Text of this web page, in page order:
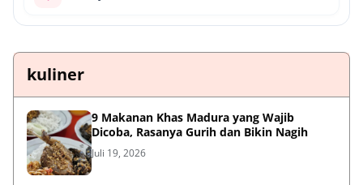
kuliner
9 Makanan Khas Madura yang Wajib
Dicoba, Rasanya Gurih dan Bikin Nagih
Juli 19, 2026